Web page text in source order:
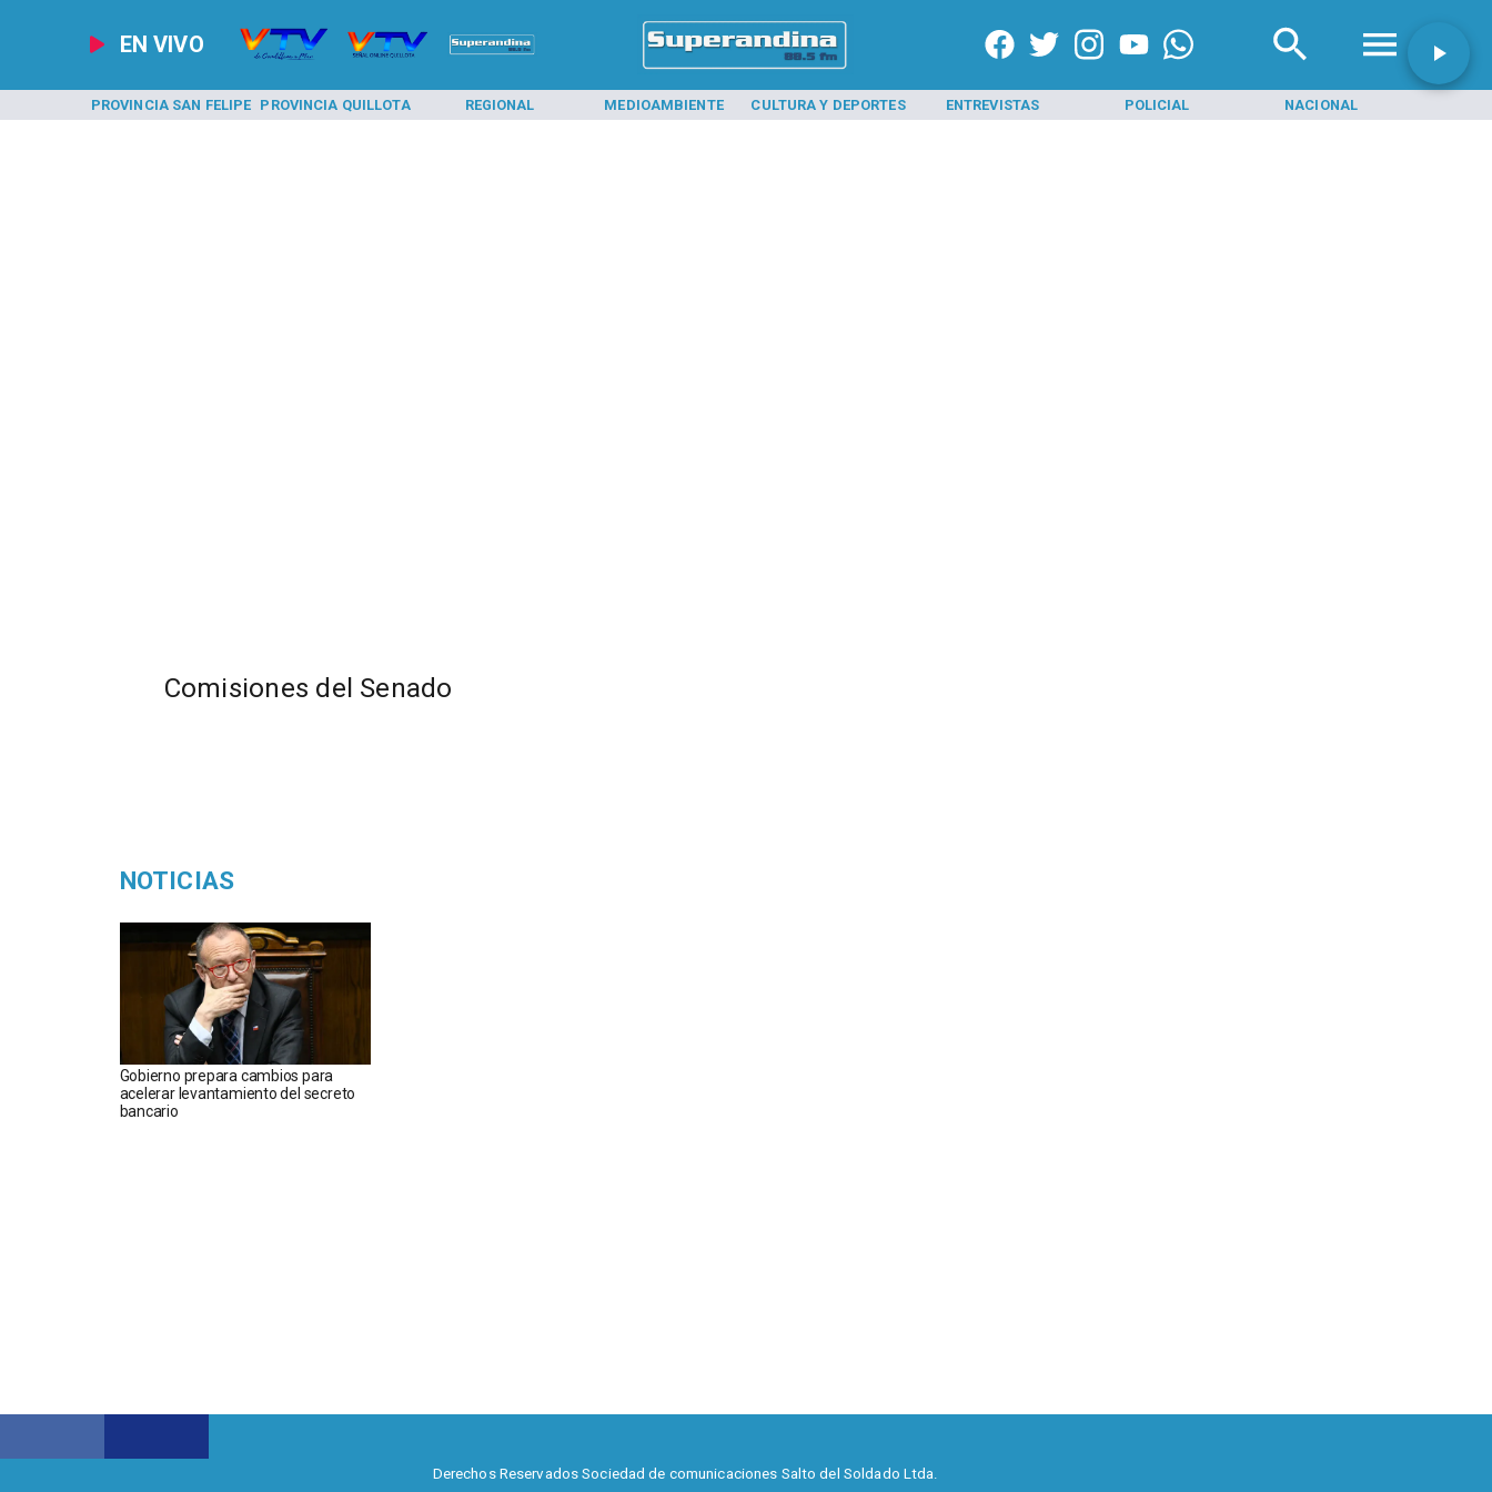
EN VIVO
PROVINCIA SAN FELIPE PROVINCIA QUILLOTA REGIONAL MEDIOAMBIENTE CULTURA Y DEPORTES ENTREVISTAS POLICIAL NACIONAL
Comisiones del Senado
NOTICIAS
Gobierno prepara cambios para
acelerar levantamiento del secreto
bancario
Derechos Reservados Sociedad de comunicaciones Salto del Soldado Ltda.